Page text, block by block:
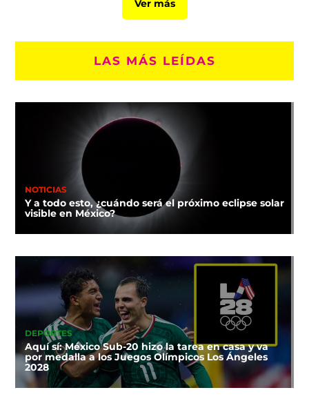
Ver más
LAS MÁS LEÍDAS
NOTICIAS
Y a todo esto, ¿cuándo será el próximo eclipse solar
visible en México?
DEPORTES
Aquí sí: México Sub-20 hizo la tarea en casa y va
por medalla a los Juegos Olímpicos Los Ángeles
2028